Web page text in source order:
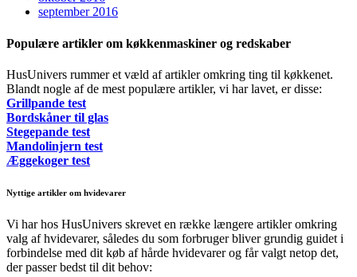
september 2016
Populære artikler om køkkenmaskiner og redskaber
HusUnivers rummer et væld af artikler omkring ting til køkkenet.
Blandt nogle af de mest populære artikler, vi har lavet, er disse:
Grillpande test
Bordskåner til glas
Stegepande test
Mandolinjern test
Æggekoger test
Nyttige artikler om hvidevarer
Vi har hos HusUnivers skrevet en række længere artikler omkring
valg af hvidevarer, således du som forbruger bliver grundig guidet i
forbindelse med dit køb af hårde hvidevarer og får valgt netop det,
der passer bedst til dit behov: